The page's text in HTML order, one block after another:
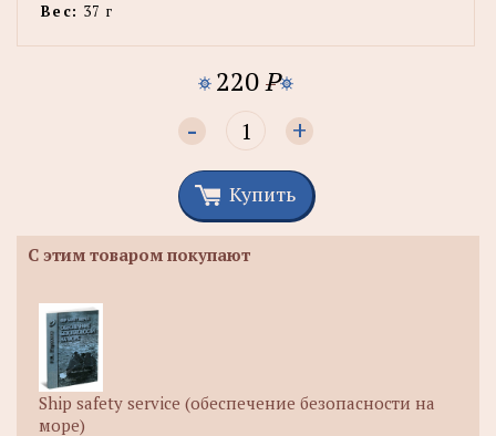
Вес: 37 г
220P
- +
Купить
С этим товаром покупают
Ship safety service (обеспечение безопасности на
море)